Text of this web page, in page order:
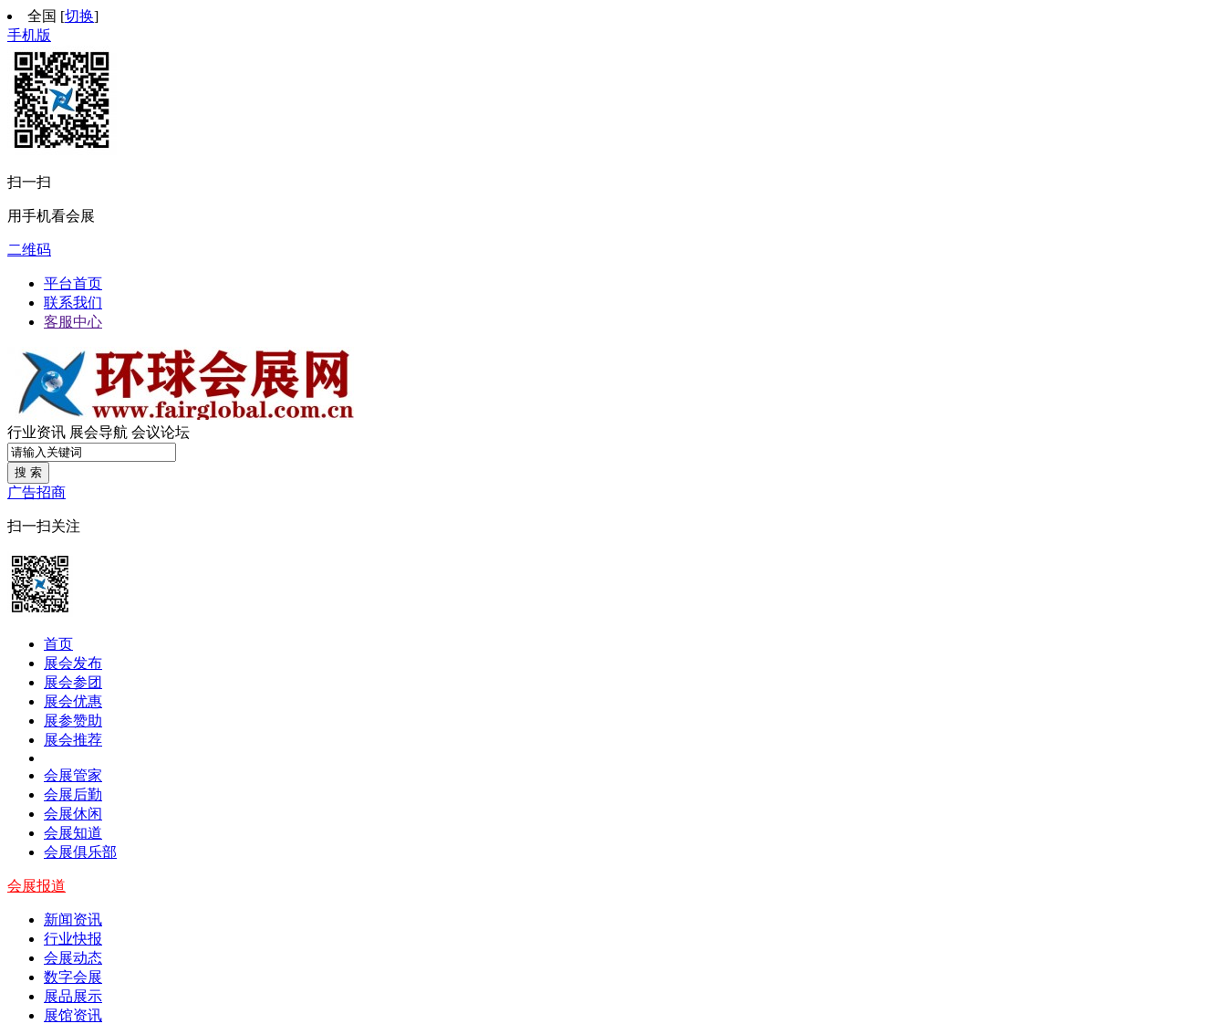
全国 [切换]
手机版
扫一扫
用手机看会展
二维码
平台首页
联系我们
客服中心
行业资讯 展会导航 会议论坛
搜 索
广告招商
扫一扫关注
首页
展会发布
展会参团
展会优惠
展参赞助
展会推荐
会展管家
会展后勤
会展休闲
会展知道
会展俱乐部
会展报道
新闻资讯
行业快报
会展动态
数字会展
展品展示
展馆资讯